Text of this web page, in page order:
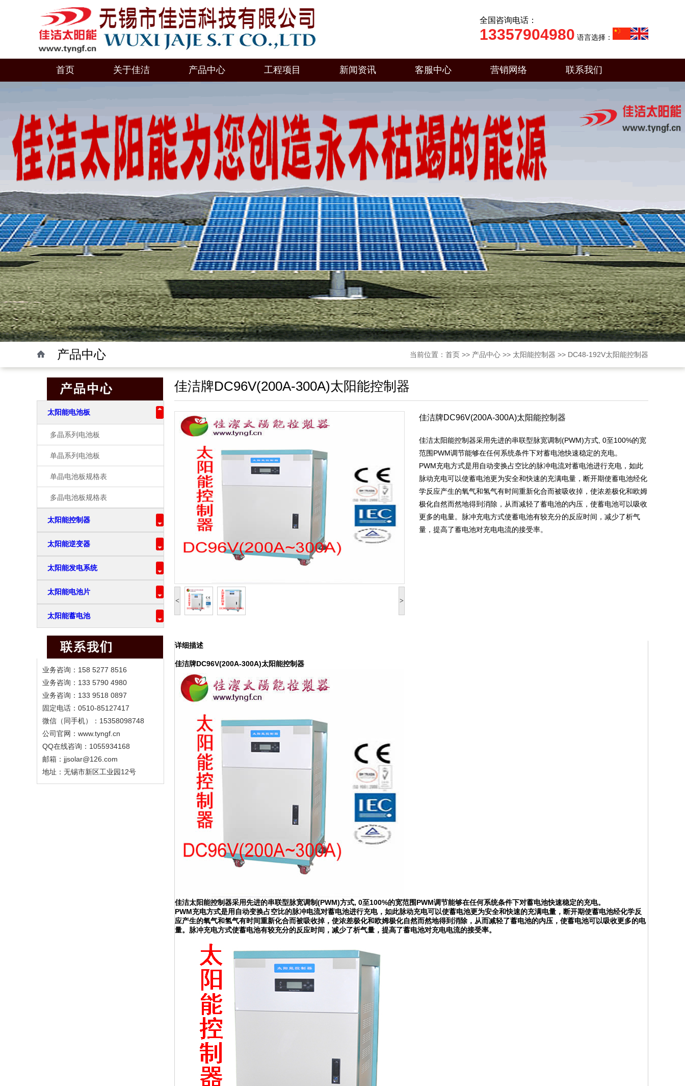
全国咨询电话：
13357904980 语言选择：
首页 关于佳洁 产品中心 工程项目 新闻资讯 客服中心 营销网络 联系我们
当前位置： 首页 >> 产品中心 >> 太阳能控制器 >> DC48-192V太阳能控制器
产品中心
太阳能电池板
多晶系列电池板
单晶系列电池板
单晶电池板规格表
多晶电池板规格表
太阳能控制器
太阳能逆变器
太阳能发电系统
太阳能电池片
太阳能蓄电池
业务咨询：158 5277 8516
业务咨询：133 5790 4980
业务咨询：133 9518 0897
固定电话：0510-85127417
微信（同手机）：15358098748
公司官网：www.tyngf.cn
QQ在线咨询：1055934168
邮箱：jjsolar@126.com
地址：无锡市新区工业园12号
佳洁牌DC96V(200A-300A)太阳能控制器
< >
佳洁牌DC96V(200A-300A)太阳能控制器
佳洁太阳能控制器采用先进的串联型脉宽调制(PWM)方式, 0至100%的宽
范围PWM调节能够在任何系统条件下对蓄电池快速稳定的充电。
PWM充电方式是用自动变换占空比的脉冲电流对蓄电池进行充电，如此
脉动充电可以使蓄电池更为安全和快速的充满电量，断开期使蓄电池经化
学反应产生的氧气和氢气有时间重新化合而被吸收掉，使浓差极化和欧姆
极化自然而然地得到消除，从而减轻了蓄电池的内压，使蓄电池可以吸收
更多的电量。脉冲充电方式使蓄电池有较充分的反应时间，减少了析气
量，提高了蓄电池对充电电流的接受率。
详细描述
佳洁牌DC96V(200A-300A)太阳能控制器
佳洁太阳能控制器采用先进的串联型脉宽调制(PWM)方式, 0至100%的宽范围PWM调节能够在任何系统条件下对蓄电池快速稳定的充电。
PWM充电方式是用自动变换占空比的脉冲电流对蓄电池进行充电，如此脉动充电可以使蓄电池更为安全和快速的充满电量，断开期使蓄电池经化学反
应产生的氧气和氢气有时间重新化合而被吸收掉，使浓差极化和欧姆极化自然而然地得到消除，从而减轻了蓄电池的内压，使蓄电池可以吸收更多的电
量。脉冲充电方式使蓄电池有较充分的反应时间，减少了析气量，提高了蓄电池对充电电流的接受率。